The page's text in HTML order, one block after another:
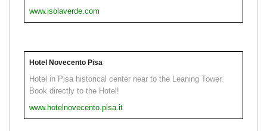
www.isolaverde.com
Hotel Novecento Pisa
Hotel in Pisa historical center near to the Leaning Tower.
Book directly to the Hotel!
www.hotelnovecento.pisa.it